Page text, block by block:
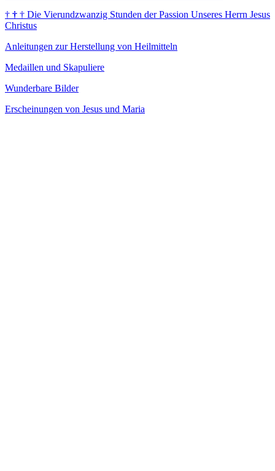
† † † Die Vierundzwanzig Stunden der Passion Unseres Herrn Jesus
Christus
Anleitungen zur Herstellung von Heilmitteln
Medaillen und Skapuliere
Wunderbare Bilder
Erscheinungen von Jesus und Maria